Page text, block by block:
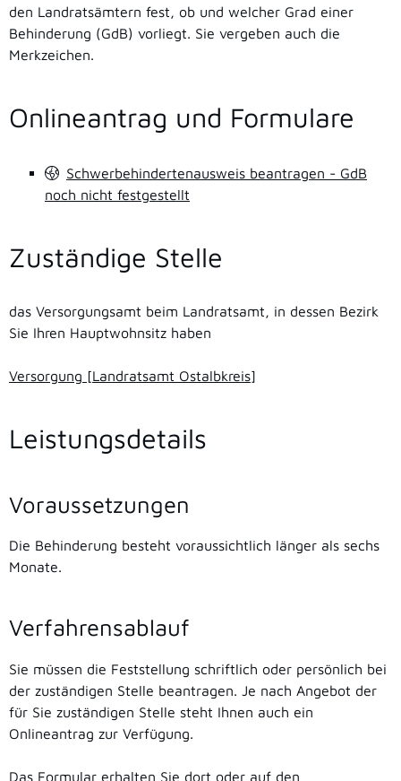
den Landratsämtern fest, ob und welcher Grad einer
Behinderung (GdB) vorliegt. Sie vergeben auch die
Merkzeichen.
Onlineantrag und Formulare
Schwerbehindertenausweis beantragen - GdB
noch nicht festgestellt
Zuständige Stelle
das Versorgungsamt beim Landratsamt, in dessen Bezirk
Sie Ihren Hauptwohnsitz haben
Versorgung [Landratsamt Ostalbkreis]
Leistungsdetails
Voraussetzungen
Die Behinderung besteht voraussichtlich länger als sechs
Monate.
Verfahrensablauf
Sie müssen die Feststellung schriftlich oder persönlich bei
der zuständigen Stelle beantragen. Je nach Angebot der
für Sie zuständigen Stelle steht Ihnen auch ein
Onlineantrag zur Verfügung.
Das Formular erhalten Sie dort oder auf den